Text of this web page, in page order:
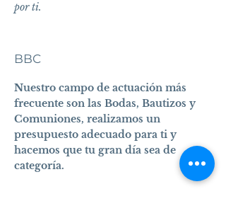
por ti.
BBC
Nuestro campo de actuación más
frecuente son las Bodas, Bautizos y
Comuniones, realizamos un
presupuesto adecuado para ti y
hacemos que tu gran día sea de
categoría.